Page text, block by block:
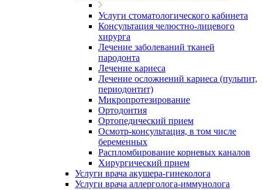
Услуги стоматологического кабинета
Консультация челюстно-лицевого
хирурга
Лечение заболеваний тканей
пародонта
Лечение кариеса
Лечение осложнений кариеса (пульпит,
периодонтит)
Микропротезирование
Ортодонтия
Ортопедический прием
Осмотр-консультация, в том числе
беременных
Распломбирование корневых каналов
Хирургический прием
Услуги врача акушера-гинеколога
Услуги врача аллерголога-иммунолога